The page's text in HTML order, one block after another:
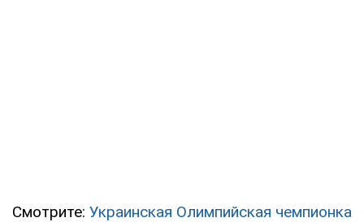
Смотрите: Украинская Олимпийская чемпионка